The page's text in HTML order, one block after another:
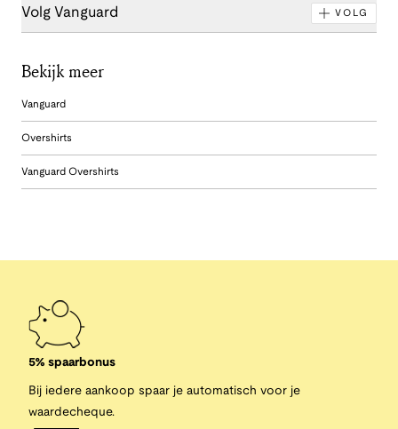
Volg Vanguard VOLG
Bekijk meer
Vanguard
Overshirts
Vanguard Overshirts
5% spaarbonus
Bij iedere aankoop spaar je automatisch voor je
waardecheque.